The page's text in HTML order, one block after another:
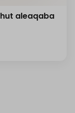
aleaqaba